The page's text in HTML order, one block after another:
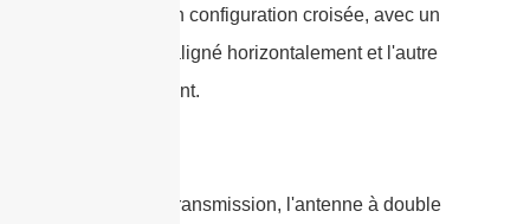
disposés en configuration croisée, avec un
ensemble aligné horizontalement et l'autre
verticalement.
Lors de la transmission, l'antenne à double